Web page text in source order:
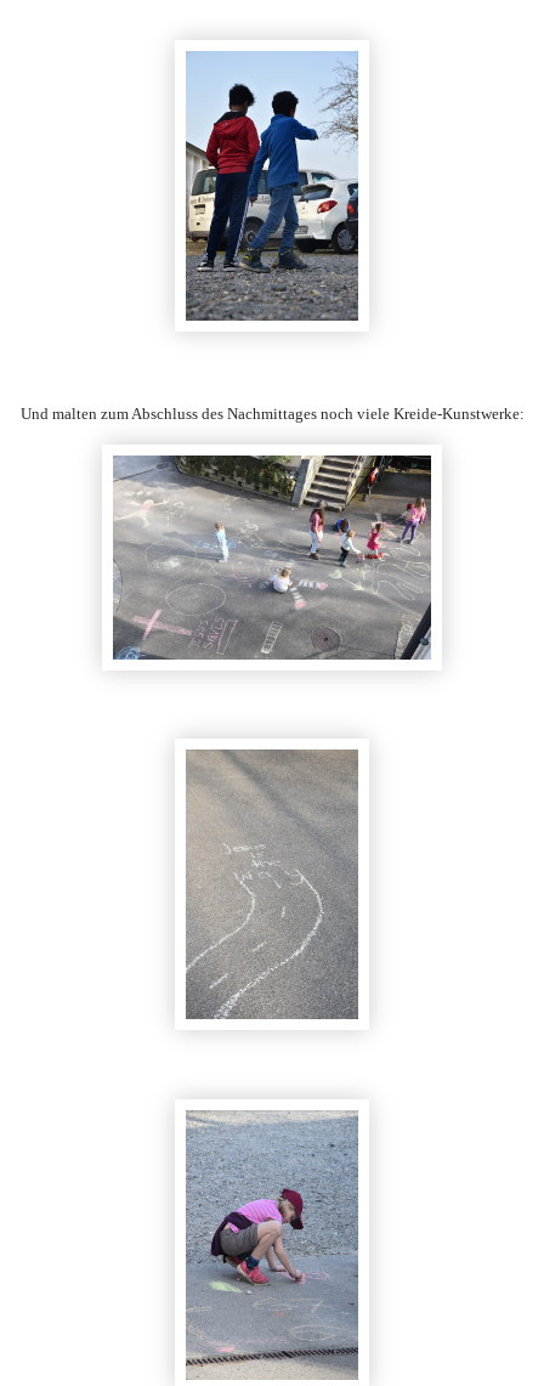
Und malten zum Abschluss des Nachmittages noch viele Kreide-Kunstwerke: